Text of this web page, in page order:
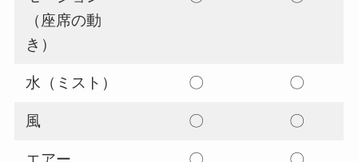
（座席の動
き）
水（ミスト） 〇 〇
風 〇 〇